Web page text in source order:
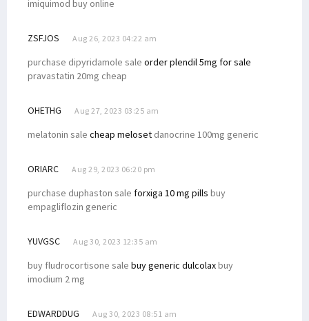
imiquimod buy online
ZSFJOS Aug 26, 2023 04:22 am
purchase dipyridamole sale order plendil 5mg for sale
pravastatin 20mg cheap
OHETHG Aug 27, 2023 03:25 am
melatonin sale cheap meloset danocrine 100mg generic
ORIARC Aug 29, 2023 06:20 pm
purchase duphaston sale forxiga 10 mg pills buy
empagliflozin generic
YUVGSC Aug 30, 2023 12:35 am
buy fludrocortisone sale buy generic dulcolaxbuy
imodium 2 mg
EDWARDDUG Aug 30, 2023 08:51 am